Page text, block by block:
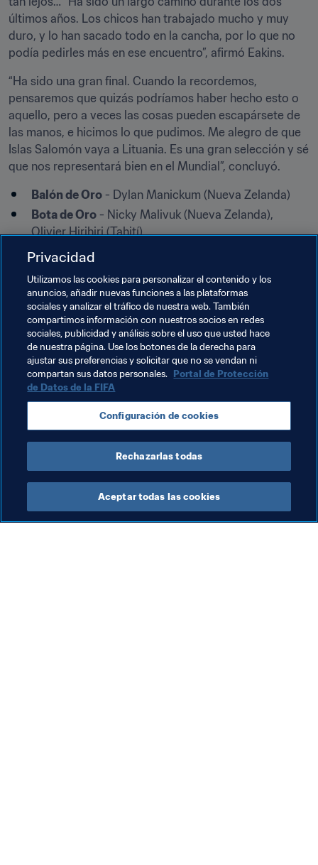
últimos años. Los chicos han trabajado mucho y muy
duro, y lo han sacado todo en la cancha, por lo que no
podía pedirles más en ese encuentro”, afirmó Eakins.
“Ha sido una gran final. Cuando la recordemos,
pensaremos que quizás podríamos haber hecho esto o
aquello, pero a veces las cosas pueden escapársete de
las manos, e hicimos lo que pudimos. Me alegro de que
Islas Salomón vaya a Lituania. Es una gran selección y sé
que nos representará bien en el Mundial”, concluyó.
Balón de Oro - Dylan Manickum (Nueva Zelanda)
Bota de Oro - Nicky Malivuk (Nueva Zelanda),
Olivier Hirihiri (Tahití)
Guantes de Oro
Temas relacionados
Copa Mundial de Futsal de la FIFA Lituania 2021™
Solomon Islands New Zealand
New Caledonia Tahiti American Samoa
Tonga
Privacidad
Utilizamos las cookies para personalizar el contenido y los
anuncios, añadir nuevas funciones a las plataformas
sociales y analizar el tráfico de nuestra web. También
compartimos información con nuestros socios en redes
sociales, publicidad y análisis sobre el uso que usted hace
de nuestra página. Use los botones de la derecha para
ajustar sus preferencias y solicitar que no se vendan ni
compartan sus datos personales. Portal de Protección
de Datos de la FIFA
Configuración de cookies
Rechazarlas todas
Aceptar todas las cookies